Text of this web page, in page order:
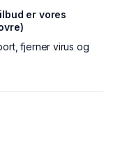
er vores
fjerner virus og